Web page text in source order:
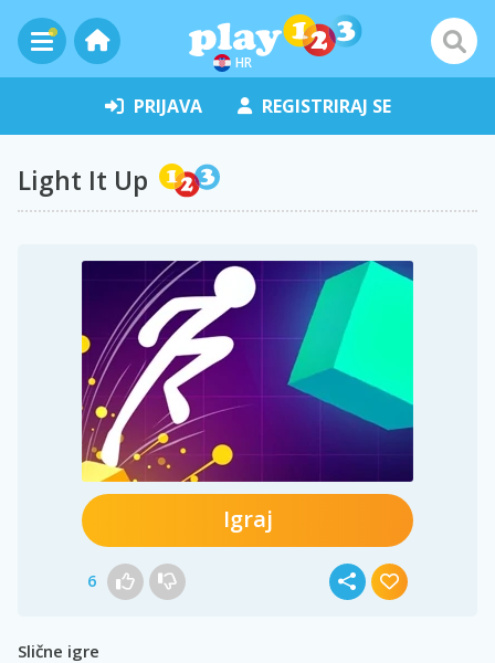
HR
PRIJAVA REGISTRIRAJ SE
Light It Up
Igraj
6
Slične igre